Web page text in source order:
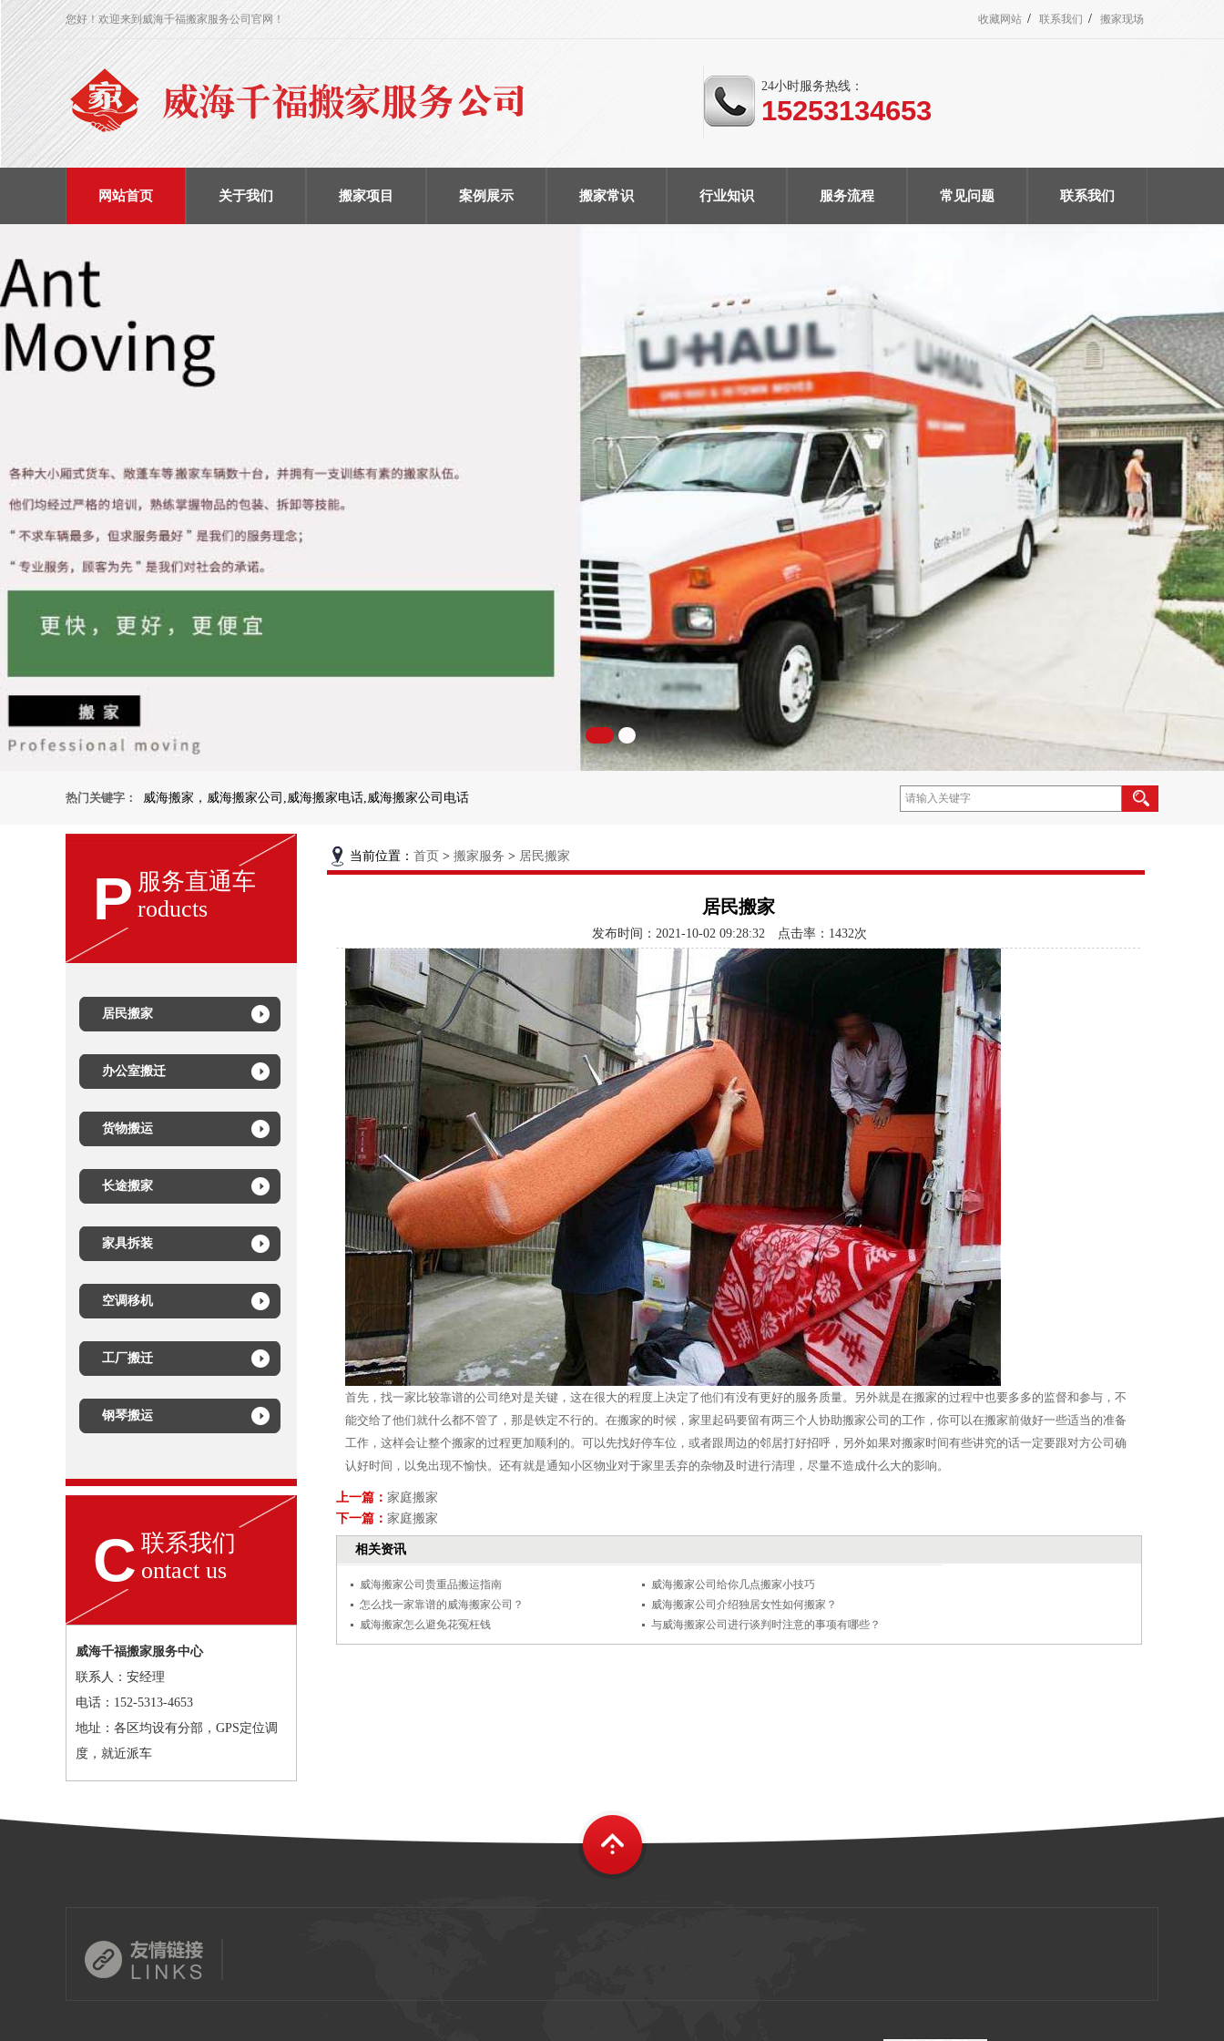
您好！欢迎来到威海千福搬家服务公司官网！ 收藏网站 / 联系我们 / 搬家现场
24小时服务热线：
15253134653
网站首页 关于我们 搬家项目 案例展示 搬家常识 行业知识 服务流程 常见问题 联系我们
热门关键字： 威海搬家，威海搬家公司,威海搬家电话,威海搬家公司电话
P 服务直通车
roducts
居民搬家
办公室搬迁
货物搬运
长途搬家
家具拆装
空调移机
工厂搬迁
钢琴搬运
C 联系我们
ontact us
威海千福搬家服务中心
联系人：安经理
电话：152-5313-4653
地址：各区均设有分部，GPS定位调
度，就近派车
当前位置： 首页 > 搬家服务 > 居民搬家
居民搬家
发布时间：2021-10-02 09:28:32 点击率： 1432次
首先，找一家比较靠谱的公司绝对是关键，这在很大的程度上决定了他们有没有更好的服务质量。另外就是在搬家的过程中也要多多的监督和参与，不
能交给了他们就什么都不管了，那是铁定不行的。在搬家的时候，家里起码要留有两三个人协助搬家公司的工作，你可以在搬家前做好一些适当的准备
工作，这样会让整个搬家的过程更加顺利的。可以先找好停车位，或者跟周边的邻居打好招呼，另外如果对搬家时间有些讲究的话一定要跟对方公司确
认好时间，以免出现不愉快。还有就是通知小区物业对于家里丢弃的杂物及时进行清理，尽量不造成什么大的影响。
上一篇： 家庭搬家
下一篇： 家庭搬家
相关资讯
威海搬家公司贵重品搬运指南
威海搬家公司给你几点搬家小技巧
怎么找一家靠谱的威海搬家公司？
威海搬家公司介绍独居女性如何搬家？
威海搬家怎么避免花冤枉钱
与威海搬家公司进行谈判时注意的事项有哪些？